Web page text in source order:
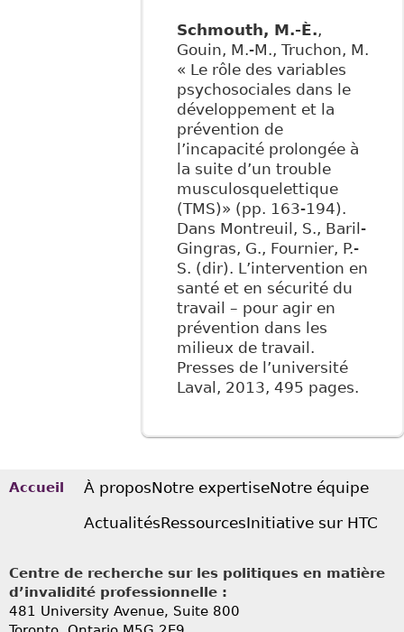
Schmouth, M.-È.,
Gouin, M.-M., Truchon, M.
« Le rôle des variables
psychosociales dans le
développement et la
prévention de
l’incapacité prolongée à
la suite d’un trouble
musculosquelettique
(TMS)» (pp. 163-194).
Dans Montreuil, S., Baril-
Gingras, G., Fournier, P.-
S. (dir). L’intervention en
santé et en sécurité du
travail – pour agir en
prévention dans les
milieux de travail.
Presses de l’université
Laval, 2013, 495 pages.
Accueil À proposNotre expertiseNotre équipe
ActualitésRessourcesInitiative sur HTC
Centre de recherche sur les politiques en matière
d’invalidité professionnelle :
481 University Avenue, Suite 800